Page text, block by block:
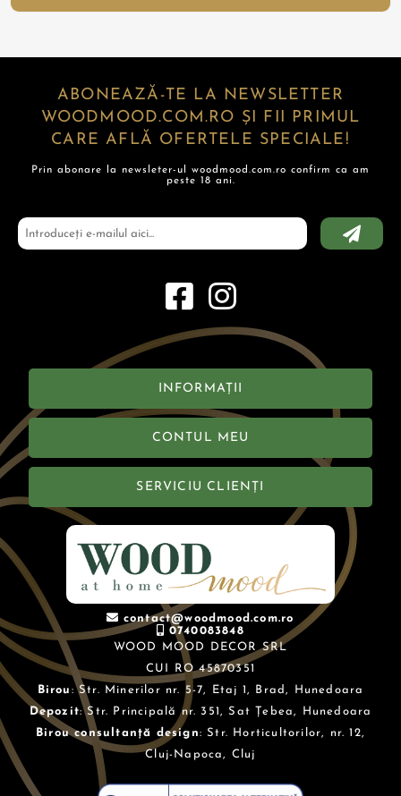
ABONEAZĂ-TE LA NEWSLETTER
WOODMOOD.COM.RO ȘI FII PRIMUL
CARE AFLĂ OFERTELE SPECIALE!
Prin abonare la newsleter-ul woodmood.com.ro confirm ca am
peste 18 ani.
INFORMAȚII
CONTUL MEU
SERVICIU CLIENȚI
contact@woodmood.com.ro
0740083848
WOOD MOOD DECOR SRL
CUI RO 45870351
Birou : Str. Minerilor nr. 5-7, Etaj 1, Brad, Hunedoara
Depozit: Str. Principală nr. 351, Sat Țebea, Hunedoara
Birou consultanță design: Str. Horticultorilor, nr. 12,
Cluj-Napoca, Cluj